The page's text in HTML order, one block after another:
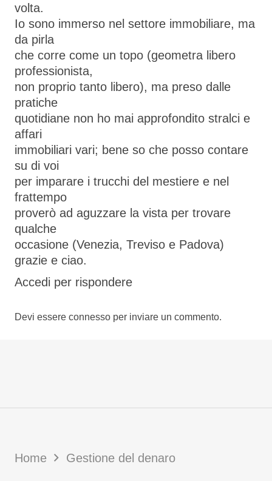
volta.
Io sono immerso nel settore immobiliare, ma
da pirla
che corre come un topo (geometra libero
professionista,
non proprio tanto libero), ma preso dalle
pratiche
quotidiane non ho mai approfondito stralci e
affari
immobiliari vari; bene so che posso contare
su di voi
per imparare i trucchi del mestiere e nel
frattempo
proverò ad aguzzare la vista per trovare
qualche
occasione (Venezia, Treviso e Padova)
grazie e ciao.
Accedi per rispondere
Devi essere connesso per inviare un commento.
Home Gestione del denaro